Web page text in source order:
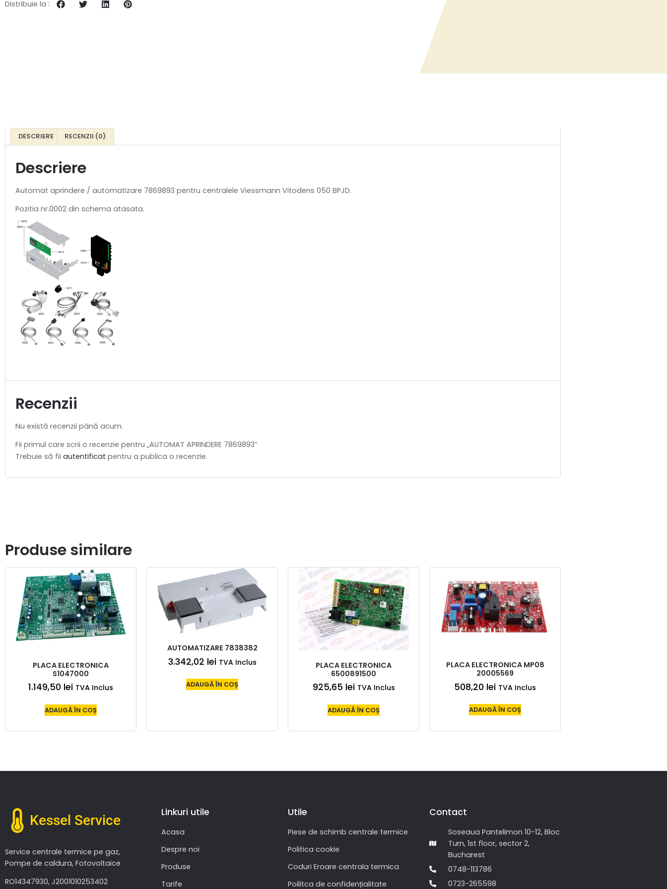
Distribuie la :
DESCRIERE RECENZII (0)
Descriere
Automat aprindere / automatizare 7869893 pentru centralele Viessmann Vitodens 050 BPJD.
Pozitia nr.0002 din schema atasata.
Recenzii
Nu există recenzii până acum.
Fii primul care scrii o recenzie pentru „AUTOMAT APRINDERE 7869893”
Trebuie să fii autentificat pentru a publica o recenzie.
Produse similare
PLACA ELECTRONICA
S1047000
1.149,50 lei TVA Inclus
ADAUGĂ ÎN COȘ
AUTOMATIZARE 7838382
3.342,02 lei TVA Inclus
ADAUGĂ ÎN COȘ
PLACA ELECTRONICA
6500891500
925,65 lei TVA Inclus
ADAUGĂ ÎN COȘ
PLACA ELECTRONICA MP08
20005569
508,20 lei TVA Inclus
ADAUGĂ ÎN COȘ
Kessel Service
Service centrale termice pe gaz,
Pompe de caldura, Fotovoltaice
RO14347930, J2001010253402
Linkuri utile
Acasa
Despre noi
Produse
Tarife
Utile
Piese de schimb centrale termice
Politica cookie
Coduri Eroare centrala termica
Poilitca de confidențialitate
Contact
Soseaua Pantelimon 10-12, Bloc
Turn, 1st floor, sector 2,
Bucharest
0748-113786
0723-265598